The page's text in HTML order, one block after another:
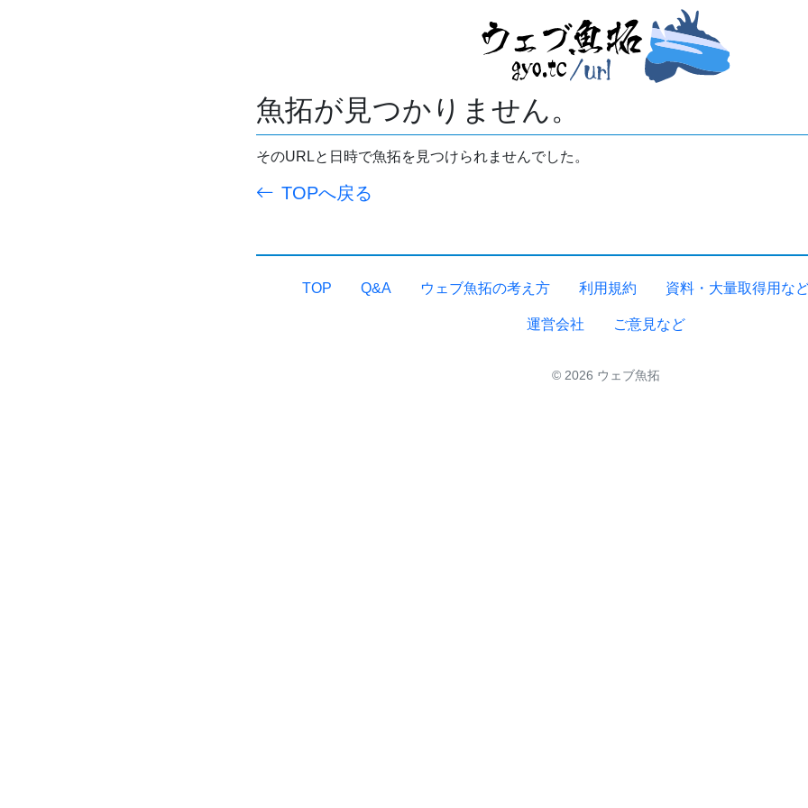
魚拓が見つかりません。
そのURLと日時で魚拓を見つけられませんでした。
TOPへ戻る
TOP Q&A ウェブ魚拓の考え方 利用規約 資料・大量取得用な
運営会社 ご意見など
© 2026 ウェブ魚拓